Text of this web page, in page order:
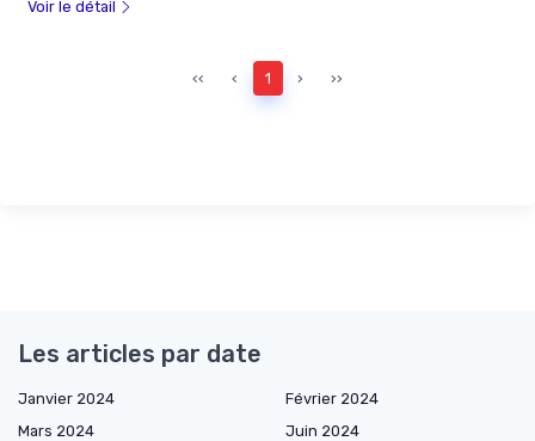
Voir le détail
‹‹ ‹ 1 › ››
Les articles par date
Janvier 2024
Février 2024
Mars 2024
Juin 2024